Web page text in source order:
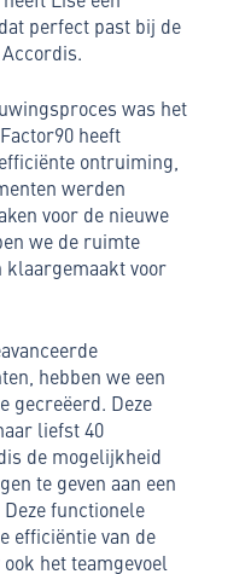
perfect past bij de
was het
heeft
ontruiming,
werden
voor de nieuwe
we de ruimte
klaargemaakt voor
hebben we een
gecreëerd. Deze
liefst 40
de mogelijkheid
te geven aan een
functionele
efficiëntie van de
het teamgevoel